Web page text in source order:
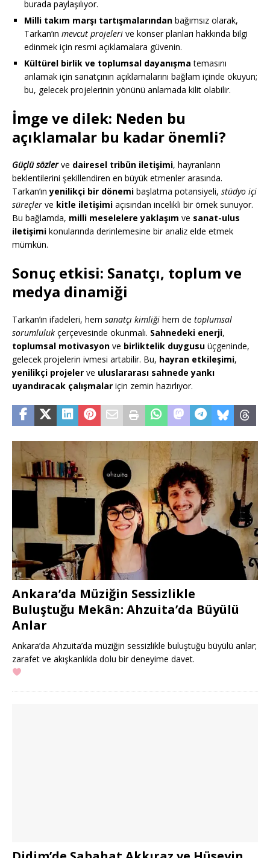
burada paylaşılıyor.
Milli takım marşı tartışmalarından bağımsız olarak,
Tarkan’ın mevcut projeleri ve konser planları hakkında bilgi
edinmek için resmi açıklamalara güvenin.
Kültürel birlik ve toplumsal dayanışma temasını
anlamak için sanatçının açıklamalarını bağlam içinde okuyun;
bu, gelecek projelerinin yönünü anlamada kilit olabilir.
İmge ve dilek: Neden bu
açıklamalar bu kadar önemli?
Güçlü sözlerve dairesel tribün iletişimi, hayranların
beklentilerini şekillendiren en büyük etmenler arasında.
Tarkan’ınyenilikçi bir dönemi başlatma potansiyeli, stüdyo içi
süreçler ve kitle iletişimi açısından incelikli bir örnek sunuyor.
Bu bağlamda, milli meselelere yaklaşım ve sanat-ulus
iletişimi konularında derinlemesine bir analiz elde etmek
mümkün.
Sonuç etkisi: Sanatçı, toplum ve
medya dinamiği
Tarkan’ın ifadeleri, hem sanatçı kimliği hem de toplumsal
sorumluluk çerçevesinde okunmalı. Sahnedeki enerji,
toplumsal motivasyon ve birliktelik duygusu üçgeninde,
gelecek projelerin ivmesi artabilir. Bu, hayran etkileşimi,
yenilikçi projeler ve uluslararası sahnede yankı
uyandıracak çalışmalar için zemin hazırlıyor.
Ankara’da Müziğin Sessizlikle
Buluştuğu Mekân: Ahzuita’da Büyülü
Anlar
Ankara’da Ahzuita’da müziğin sessizlikle buluştuğu büyülü anlar;
zarafet ve akışkanlıkla dolu bir deneyime davet.